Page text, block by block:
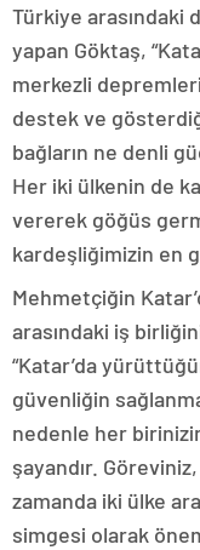
Türkiye arasındaki
yapan Göktaş,
merkezli
destek ve
bağların ne denli
Her iki ülkenin de
vererek göğüs
kardeşliğimizin en
Mehmetçiğin
arasındaki iş
“Katar’da
güvenliğin
nedenle her
şayandır.
zamanda iki ülke
simgesi olarak